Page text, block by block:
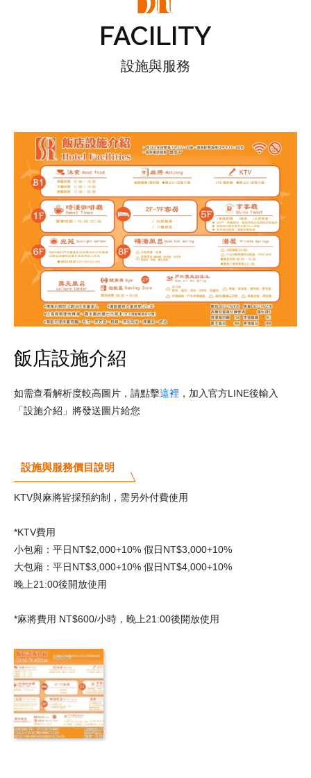
FACILITY
設施與服務
飯店設施介紹
如需查看解析度較高圖片，請點擊這裡 ，加入官方LINE後輸入
「設施介紹」將發送圖片給您
設施與服務價目說明
KTV與麻將皆採預約制，需另外付費使用
*KTV費用
小包廂：平日NT$2,000+10% 假日NT$3,000+10%
大包廂：平日NT$3,000+10% 假日NT$4,000+10%
晚上21:00後開放使用
*麻將費用 NT$600/小時，晚上21:00後開放使用